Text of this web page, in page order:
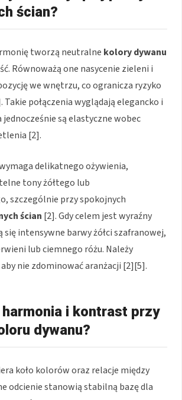
ścian?
tworzą neutralne kolory dywanu
Równoważą one nasycenie zieleni i
we wnętrzu, co ogranicza ryzyko
Takie połączenia wyglądają elegancko i
jednocześnie są elastyczne wobec
[2].
delikatnego ożywienia,
tony żółtego lub
szczególnie przy spokojnych
ścian [2]. Gdy celem jest wyraźny
się intensywne barwy żółci szafranowej,
lub ciemnego różu. Należy
nie zdominować aranżacji [2][5].
harmonia i kontrast przy
dywanu?
koło kolorów oraz relacje między
odcienie stanowią stabilną bazę dla